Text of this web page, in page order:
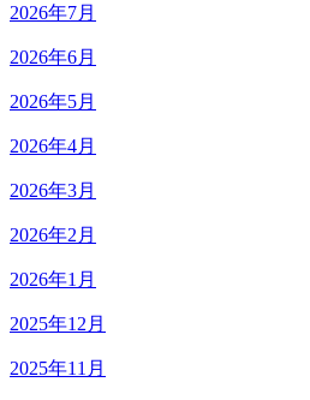
2026年7月
2026年6月
2026年5月
2026年4月
2026年3月
2026年2月
2026年1月
2025年12月
2025年11月